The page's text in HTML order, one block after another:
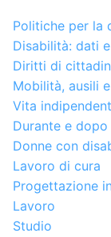
Politiche per la
Disabilità: dati
Diritti di
Mobilità, ausili
Vita
Durante e
Donne con
Lavoro di cura
Progettazione
Lavoro
Studio